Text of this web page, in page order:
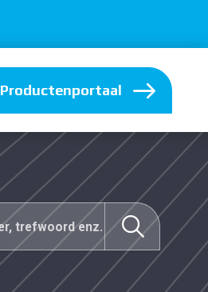
Productenportaal